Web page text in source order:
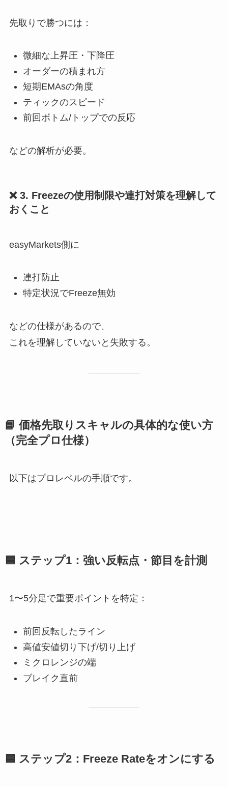
先取りで勝つには：
微細な上昇圧・下降圧
オーダーの積まれ方
短期EMAsの角度
ティックのスピード
前回ボトム/トップでの反応
などの解析が必要。
❌ 3. Freezeの使用制限や連打対策を理解して
おくこと
easyMarkets側に
連打防止
特定状況でFreeze無効
などの仕様があるので、
これを理解していないと失敗する。
📘 価格先取りスキャルの具体的な使い方
（完全プロ仕様）
以下はプロレベルの手順です。
🟦 ステップ1：強い反転点・節目を計測
1〜5分足で重要ポイントを特定：
前回反転したライン
高値安値切り下げ/切り上げ
ミクロレンジの端
ブレイク直前
🟦 ステップ2：Freeze Rateをオンにする